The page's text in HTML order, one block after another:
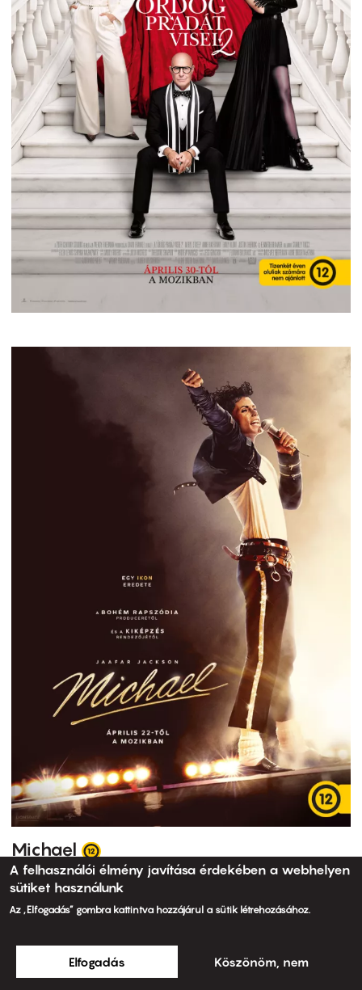
Michael
A felhasználói élmény javítása érdekében a webhelyen
sütiket használunk
Az „Elfogadás” gombra kattintva hozzájárul a sütik létrehozásához.
Elfogadás Köszönöm, nem